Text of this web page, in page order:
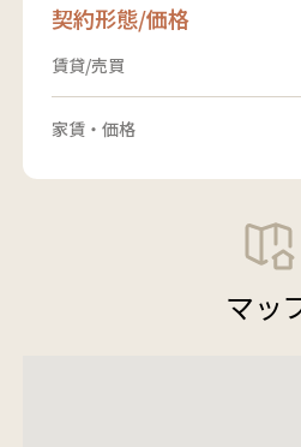
契約形態/価格
賃貸/売買
家賃・価格
マッ